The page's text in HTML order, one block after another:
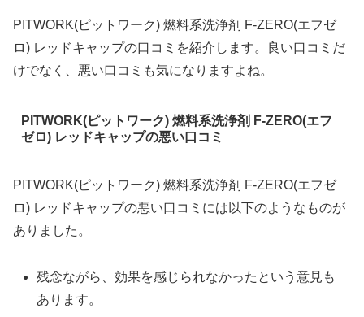
PITWORK(ピットワーク) 燃料系洗浄剤 F-ZERO(エフゼ
ロ) レッドキャップの口コミを紹介します。良い口コミだ
けでなく、悪い口コミも気になりますよね。
PITWORK(ピットワーク) 燃料系洗浄剤 F-ZERO(エフ
ゼロ) レッドキャップの悪い口コミ
PITWORK(ピットワーク) 燃料系洗浄剤 F-ZERO(エフゼ
ロ) レッドキャップの悪い口コミには以下のようなものが
ありました。
残念ながら、効果を感じられなかったという意見も
あります。